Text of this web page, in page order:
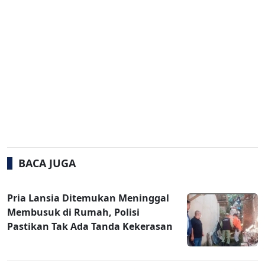
BACA JUGA
Pria Lansia Ditemukan Meninggal
Membusuk di Rumah, Polisi
Pastikan Tak Ada Tanda Kekerasan